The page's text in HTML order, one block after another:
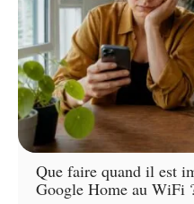
Que faire quand il est
Google Home au WiFi